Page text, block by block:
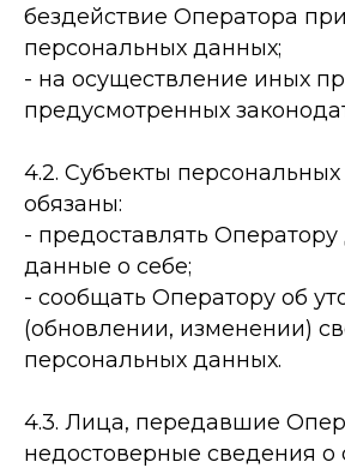
бездействие Оператора
персональных данных;
- на осуществление иных
предусмотренных
4.2. Субъекты
обязаны:
- предоставлять
данные о себе;
- сообщать Оператору об
(обновлении, изменении)
персональных данных.
4.3. Лица, передавшие
недостоверные сведения о